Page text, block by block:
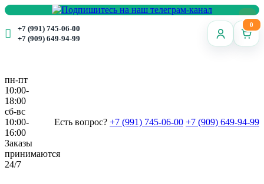
+7 (991) 745-06-00
+7 (909) 649-94-99
0
пн-пт
10:00-
18:00
сб-вс
10:00-
16:00
Заказы
принимаются
24/7
Есть вопрос? +7 (991) 745-06-00 +7 (909) 649-94-99